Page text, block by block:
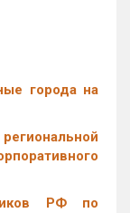
города на
РФ по